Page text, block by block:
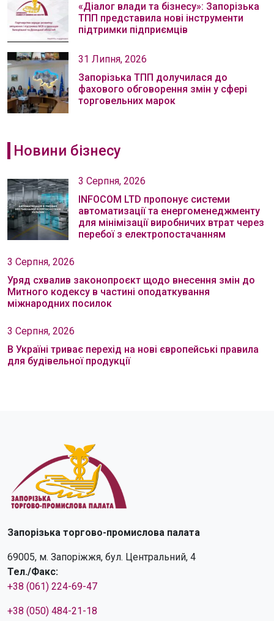
«Діалог влади та бізнесу»: Запорізька
ТПП представила нові інструменти
підтримки підприємців
31 Липня, 2026
Запорізька ТПП долучилася до
фахового обговорення змін у сфері
торговельних марок
Новини бізнесу
3 Серпня, 2026
INFOCOM LTD пропонує системи
автоматизації та енергоменеджменту
для мінімізації виробничих втрат через
перебої з електропостачанням
3 Серпня, 2026
Уряд схвалив законопроєкт щодо внесення змін до
Митного кодексу в частині оподаткування
міжнародних посилок
3 Серпня, 2026
В Україні триває перехід на нові європейські правила
для будівельної продукції
Запорізька торгово-промислова палата
69005, м. Запоріжжя, бул. Центральний, 4
Тел./Факс:
+38 (061) 224-69-47
+38 (050) 484-21-18